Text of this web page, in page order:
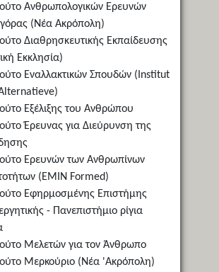
Ανθρωπολογικών Ερευνών
(Νέα Ακρόπολη)
Διαθρησκευτικής Εκπαίδευσης
Εκκλησία)
Εναλλακτικών Σπουδών (Institut
Εξέλιξης του Ανθρώπου
Έρευνας για Διεύρυνση της
Ερευνών των Ανθρωπίνων
(EMIN Formed)
Εφηρμοσμένης Επιστήμης
- Πανεπιστήμιο ρίγια
Μελετών για τον Άνθρωπο
Μερκούριο (Νέα 'Ακρόπολη)